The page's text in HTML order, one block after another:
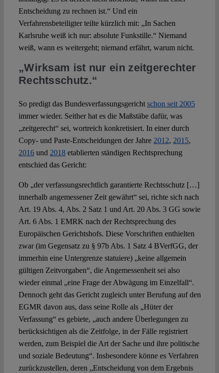
Entscheidung zu rechnen ist.“ Und ein
Verfahrensbeteiligter teilte kürzlich mit: „In Sachen
Karlsruhe weiß ich nur: absolute Funkstille.“ Niemand
weiß, wann es weitergeht; niemand erfährt, warum nicht.
„Wirksam ist nur ein zeitgerechter
Rechtsschutz.“
So predigt das Bundesverfassungsgericht schon seit 2005
immer wieder. Seither hat es die Maßstäbe dafür, was
„zeitgerecht“ sei, wortreich konkretisiert. In einer durch
Copy- und Paste-Entscheidungen der Jahre 2012, 2015,
2016und 2018etablierten ständigen Rechtsprechung
entschied das Gericht:
Ob „der verfassungsrechtlich garantierte Rechtsschutz […]
innerhalb angemessener Zeit gewährt“ sei, richte sich nach
Art. 19 Abs. 4, Abs. 2 Satz 1 und Art. 20 Abs. 3 GG sowie
Art. 6 Abs. 1 EMRK nach der Rechtsprechung des
Europäischen Gerichtshofs. Diese Vorschriften enthielten
zwar (im Gegensatz zu § 97b Abs. 1 Satz 4 BVerfGG, der
immerhin eine Untergrenze statuiere) „keine allgemein
gültigen Zeitvorgaben“, die Angemessenheit sei also
wieder einmal „eine Frage der Abwägung im Einzelfall“.
Dennoch geht das Gericht zugleich unter Berufung auf den
EGMR davon aus, dass seine Rolle als „Hüter der
Verfassung“ es gebiete, „auch andere Überlegungen zu
berücksichtigen als die Zeitfolge, in der Fälle registriert
werden, zum Beispiel die Art der Sache und ihre politische
und soziale Bedeutung“. Insbesondere könne es Verfahren
zurückzustellen, deren „Entscheidung von dem Ergebnis